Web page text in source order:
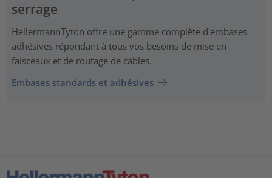
serrage
HellermannTyton offre une gamme complète d'embases
adhésives répondant à tous vos besoins de mise en
faisceaux et de routage de câbles.
Embases standards et adhésives